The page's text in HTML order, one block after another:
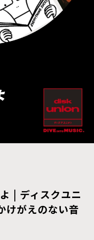
| ディスクユニ
けがえのない音